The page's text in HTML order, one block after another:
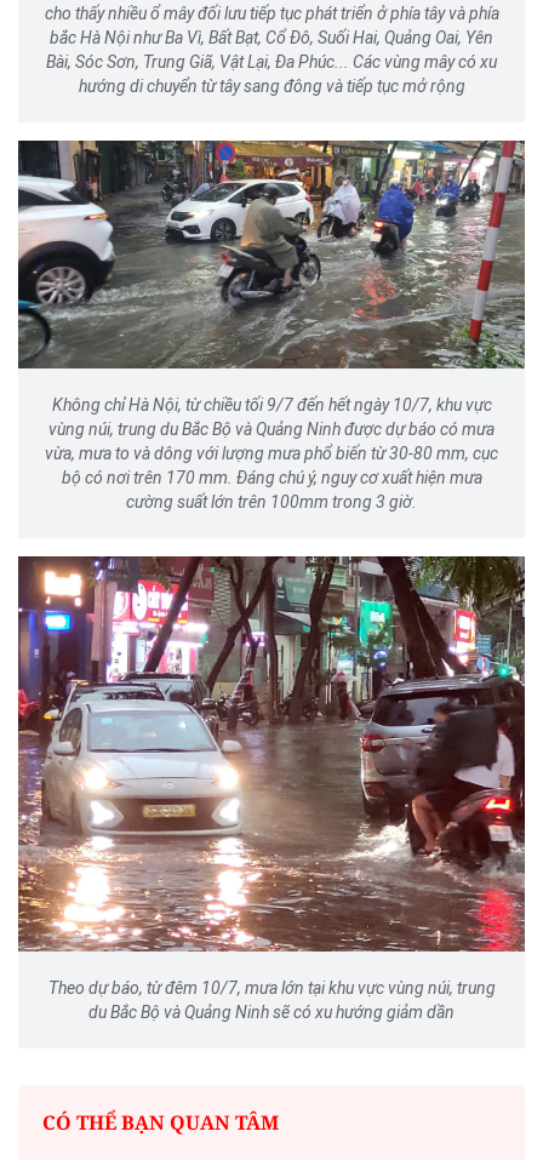
cho thấy nhiều ổ mây đối lưu tiếp tục phát triển ở phía tây và phía
bắc Hà Nội như Ba Vì, Bất Bạt, Cổ Đô, Suối Hai, Quảng Oai, Yên
Bài, Sóc Sơn, Trung Giã, Vật Lại, Đa Phúc... Các vùng mây có xu
hướng di chuyển từ tây sang đông và tiếp tục mở rộng
Không chỉ Hà Nội, từ chiều tối 9/7 đến hết ngày 10/7, khu vực
vùng núi, trung du Bắc Bộ và Quảng Ninh được dự báo có mưa
vừa, mưa to và dông với lượng mưa phổ biến từ 30-80 mm, cục
bộ có nơi trên 170 mm. Đáng chú ý, nguy cơ xuất hiện mưa
cường suất lớn trên 100mm trong 3 giờ.
Theo dự báo, từ đêm 10/7, mưa lớn tại khu vực vùng núi, trung
du Bắc Bộ và Quảng Ninh sẽ có xu hướng giảm dần
CÓ THỂ BẠN QUAN TÂM